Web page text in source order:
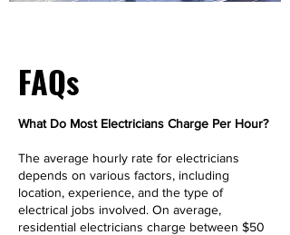
FAQs
What Do Most Electricians Charge Per Hour?
The average hourly rate for electricians
depends on various factors, including
location, experience, and the type of
electrical jobs involved. On average,
residential electricians charge between $50